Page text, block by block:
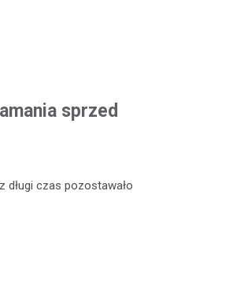
sprzed
długi czas pozostawało